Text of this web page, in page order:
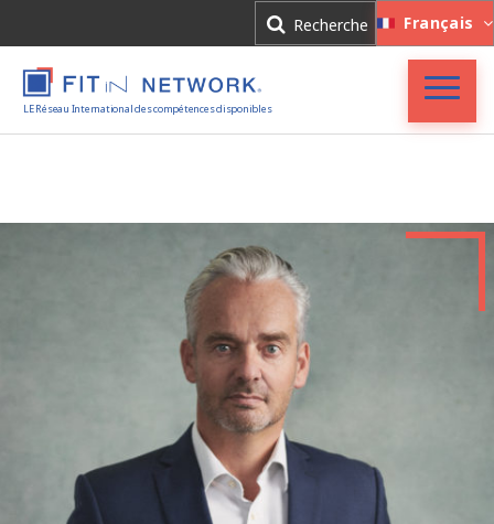
Recherche Français
LE Réseau International des compétences disponibles
Accueil
Entreprises
Experts
Actualités
Connexion
Inscription